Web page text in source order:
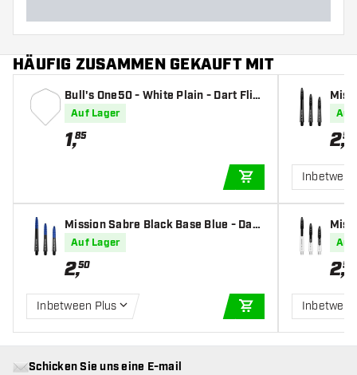
HÄUFIG ZUSAMMEN GEKAUFT MIT
Bull's One50 - White Plain - Dart Flig
hts
Auf Lager
1,85
IN DEN
Mission Sabre Black Base Blue - Dart
Shafts
Auf Lager
2,50
Inbetween Plus
IN DEN
tAuf
2,50
tAuf
2,50
Schicken Sie uns eine E-mail